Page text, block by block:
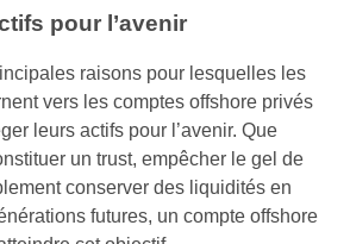
pour l’avenir
raisons pour lesquelles les
vers les comptes offshore privés
leurs actifs pour l’avenir. Que
un trust, empêcher le gel de
conserver des liquidités en
futures, un compte offshore